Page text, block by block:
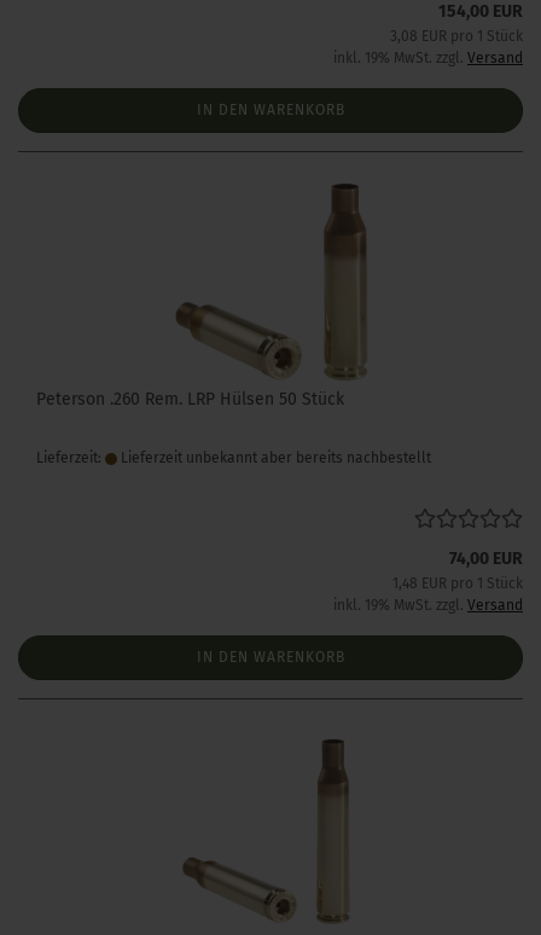
154,00 EUR
3,08 EUR pro 1 Stück
inkl. 19% MwSt. zzgl. Versand
IN DEN WARENKORB
Peterson .260 Rem. LRP Hülsen 50 Stück
Lieferzeit: Lieferzeit unbekannt aber bereits nachbestellt
74,00 EUR
1,48 EUR pro 1 Stück
inkl. 19% MwSt. zzgl. Versand
IN DEN WARENKORB